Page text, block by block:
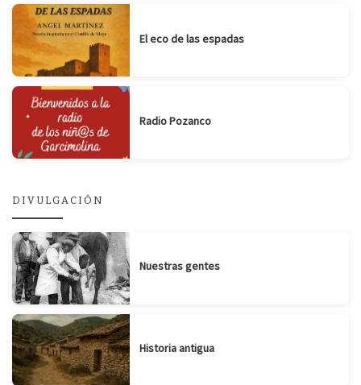
El eco de las espadas
Radio Pozanco
DIVULGACIÓN
Nuestras gentes
Historia antigua